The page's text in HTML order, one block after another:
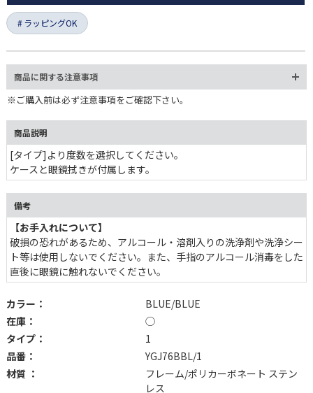
ラッピングOK
商品に関する注意事項
※ご購入前は必ず注意事項をご確認下さい。
商品説明
[タイプ]より度数を選択してください。
ケースと眼鏡拭きが付属します。
備考
【お手入れについて】
破損の恐れがあるため、アルコール・溶剤入りの洗浄剤や洗浄シー
ト等は使用しないでください。また、手指のアルコール消毒をした
直後に眼鏡に触れないでください。
カラー：
BLUE/BLUE
在庫：
◯
タイプ：
1
品番：
YGJ76BBL/1
材質 ：
フレーム/ポリカーボネート ステン
レス